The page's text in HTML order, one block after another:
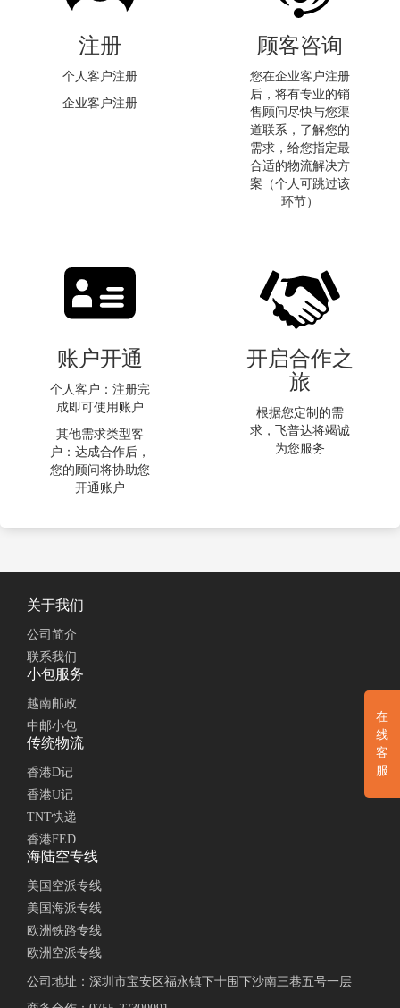
注册
个人客户注册
企业客户注册
顾客咨询
您在企业客户注册
后，将有专业的销
售顾问尽快与您渠
道联系，了解您的
需求，给您指定最
合适的物流解决方
案（个人可跳过该
环节）
账户开通
个人客户：注册完
成即可使用账户
其他需求类型客
户：达成合作后，
您的顾问将协助您
开通账户
开启合作之
旅
根据您定制的需
求，飞普达将竭诚
为您服务
关于我们
公司简介
联系我们
小包服务
越南邮政
中邮小包
传统物流
香港D记
香港U记
TNT快递
香港FED
海陆空专线
美国空派专线
美国海派专线
欧洲铁路专线
欧洲空派专线
公司地址：深圳市宝安区福永镇下十围下沙南三巷五号一层
在
线
客
服